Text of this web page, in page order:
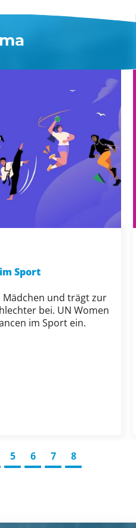
Sport
und trägt zur
bei. UN Women
im Sport ein.
5 6 7 8